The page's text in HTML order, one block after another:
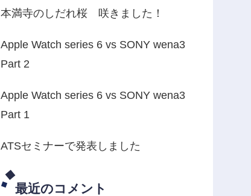
本満寺のしだれ桜 咲きました！
Apple Watch series 6 vs SONY wena3
Part 2
Apple Watch series 6 vs SONY wena3
Part 1
ATSセミナーで発表しました
最近のコメント